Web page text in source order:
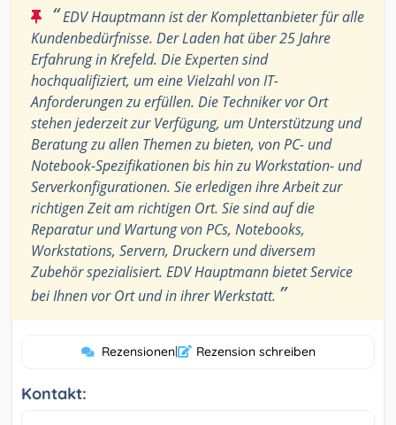
“EDV Hauptmann ist der Komplettanbieter für alle
Kundenbedürfnisse. Der Laden hat über 25 Jahre
Erfahrung in Krefeld. Die Experten sind
hochqualifiziert, um eine Vielzahl von IT-
Anforderungen zu erfüllen. Die Techniker vor Ort
stehen jederzeit zur Verfügung, um Unterstützung und
Beratung zu allen Themen zu bieten, von PC- und
Notebook-Spezifikationen bis hin zu Workstation- und
Serverkonfigurationen. Sie erledigen ihre Arbeit zur
richtigen Zeit am richtigen Ort. Sie sind auf die
Reparatur und Wartung von PCs, Notebooks,
Workstations, Servern, Druckern und diversem
Zubehör spezialisiert. EDV Hauptmann bietet Service
bei Ihnen vor Ort und in ihrer Werkstatt. ”
Rezensionen| Rezension schreiben
Kontakt: